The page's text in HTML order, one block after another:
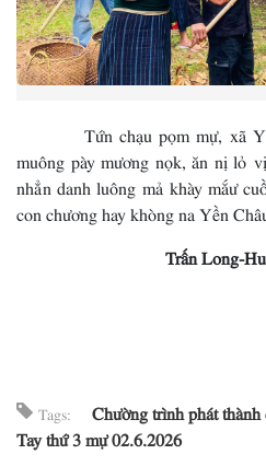
Tứn chạu pọm mự, xã
muông pày mương nọk, ăn nị lỏ
nhẳn danh luông mả khày mắư
con chương hay khòng na Yền
Trấn Long-
Tags:
Chường trình phát thành
Tay thứ 3 mự 02.6.2026